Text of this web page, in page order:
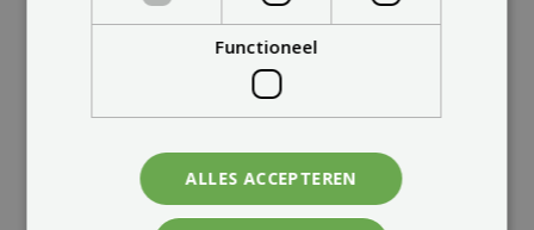
Functioneel
ALLES ACCEPTEREN